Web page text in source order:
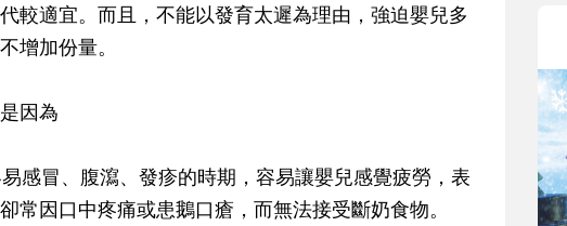
較適宜。而且，不能以發育太遲為理由，強迫嬰兒多
增加份量。
因為
感冒、腹瀉、發疹的時期，容易讓嬰兒感覺疲勞，表
常因口中疼痛或患鵝口瘡，而無法接受斷奶食物。